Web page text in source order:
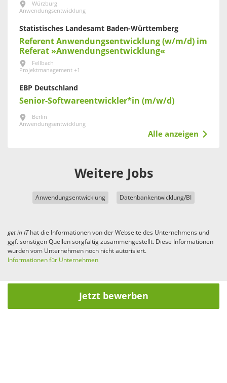
Würzburg
Anwendungsentwicklung
Statistisches Landesamt Baden-Württemberg
Referent Anwendungsentwicklung (w/m/d) im
Referat »Anwendungsentwicklung«
Fellbach
Projektmanagement +1
EBP Deutschland
Senior-Softwareentwickler*in (m/w/d)
Berlin
Anwendungsentwicklung
Alle anzeigen
Weitere Jobs
Anwendungsentwicklung Datenbankentwicklung/BI
get in IThat die Informationen von der Webseite des Unternehmens und
ggf. sonstigen Quellen sorgfältig zusammengestellt. Diese Informationen
wurden vom Unternehmen noch nicht autorisiert.
Informationen für Unternehmen
Jetzt bewerben